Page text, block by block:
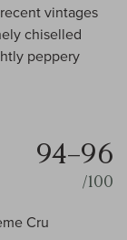
vintages
chiselled
peppery
94–96
/100
Cru